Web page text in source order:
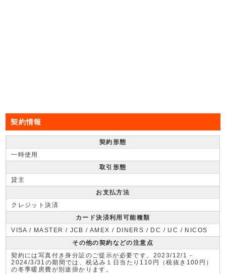
契約情報
契約形態
一時使用
取引形態
貸主
お支払方法
クレジット決済
カード決済利用可能種類
VISA / MASTER / JCB / AMEX / DINERS / DC / UC / NICOS
その他の契約などの注意点
契約には写真付き身分証のご提示が必要です。2023/12/1 -
2024/3/31の期間では、税込み１日当たり110円（税抜き100円）
の冬季暖房費が別途掛かります。